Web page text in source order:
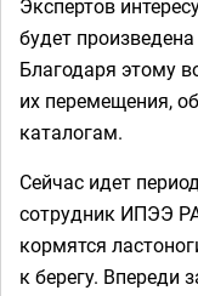
Экспертов
будет
Благодаря этому
их перемещения,
каталогам.
Сейчас идет
сотрудник ИПЭЭ
кормятся
к берегу. Впереди